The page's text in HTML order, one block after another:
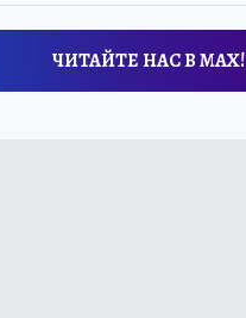
ЧИТАЙТЕ НАС В МАХ!